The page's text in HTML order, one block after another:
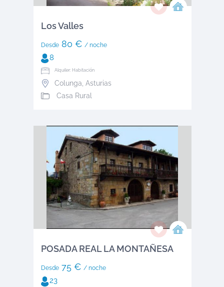
Los Valles
Desde80 € / noche
8
Alquiler: Habitación
Colunga Asturias
Casa Rural
POSADA REAL LA MONTAÑESA
Desde75 € / noche
23